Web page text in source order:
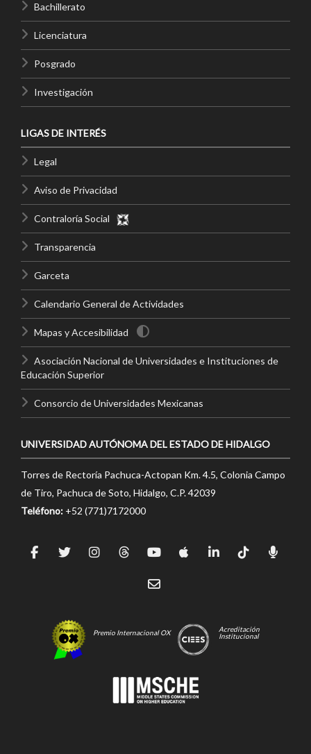
Bachillerato
Licenciatura
Posgrado
Investigación
LIGAS DE INTERÉS
Legal
Aviso de Privacidad
Contraloría Social
Transparencia
Garceta
Calendario General de Actividades
Mapas y Accesibilidad
Asociación Nacional de Universidades e Instituciones de
Educación Superior
Consorcio de Universidades Mexicanas
UNIVERSIDAD AUTÓNOMA DEL ESTADO DE HIDALGO
Torres de Rectoría Pachuca-Actopan Km. 4.5, Colonia Campo
de Tiro, Pachuca de Soto, Hidalgo, C.P. 42039
Teléfono: +52 (771)7172000
Premio Internacional OX
Acreditación
Institucional